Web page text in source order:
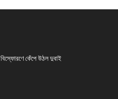
বিস্ফোরণে কেঁপে উঠল দুবাই